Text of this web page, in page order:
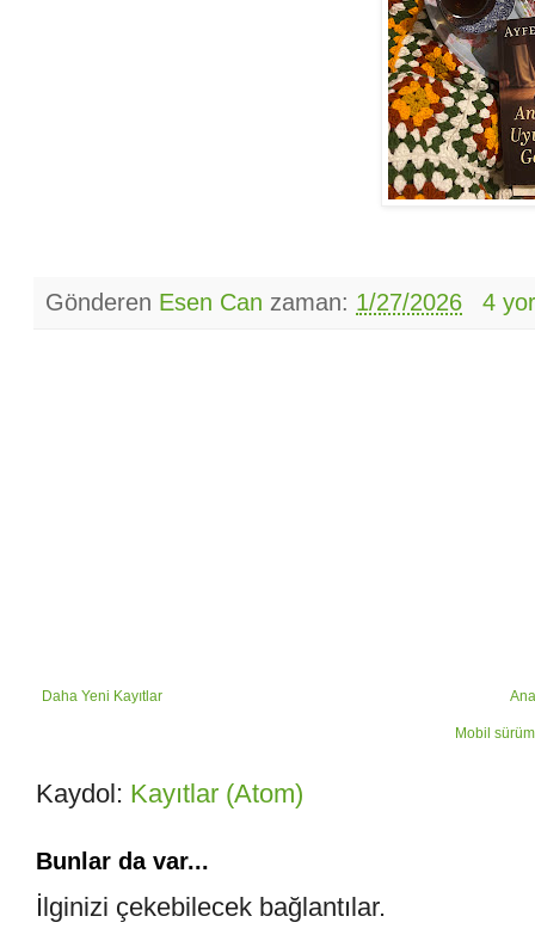
Gönderen Esen Can zaman: 1/27/2026 4
Daha Yeni Kayıtlar
Mobil
Kaydol: Kayıtlar (Atom)
Bunlar da var...
İlginizi çekebilecek bağlantılar.